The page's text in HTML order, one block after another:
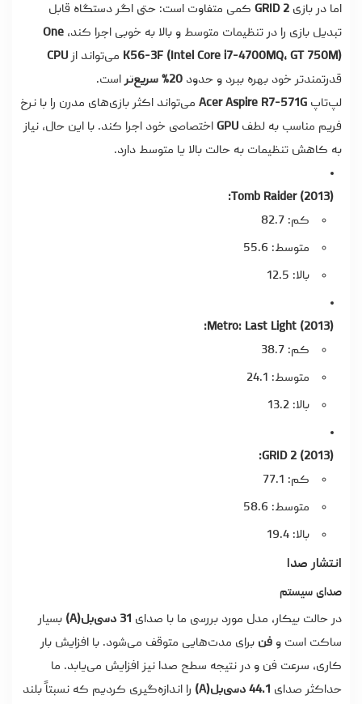
اما در بازی GRID 2 کمی متفاوت است: حتی اگر دستگاه قابل
تبدیل بازی را در تنظیمات متوسط و بالا به خوبی اجرا کند، One
K56-3F (Intel Core i7-4700MQ، GT 750M) می‌تواند از CPU
قدرتمندتر خود بهره ببرد و حدود 20% سریع‌تر
است.
لپ‌تاپ Acer Aspire R7-571G می‌تواند اکثر بازی‌های مدرن را با نرخ
فریم مناسب به لطف GPU اختصاصی خود اجرا کند. با این حال، نیاز
به کاهش تنظیمات به حالت بالا یا متوسط دارد.
Tomb Raider (2013):
کم: 82.7
متوسط: 55.6
بالا: 12.5
Metro: Last Light (2013):
کم: 38.7
متوسط: 24.1
بالا: 13.2
GRID 2 (2013):
کم: 77.1
متوسط: 58.6
بالا: 19.4
انتشار صدا
صدای سیستم
در حالت بیکار، مدل مورد بررسی ما با صدای 31 دسی‌بل(A)
بسیار
ساکت است و فن برای مدت‌هایی متوقف می‌شود. با افزایش بار
کاری، سرعت فن و در نتیجه سطح صدا نیز افزایش می‌یابد. ما
حداکثر صدای 44.1 دسی‌بل(A)
را اندازه‌گیری کردیم که نسبتاً بلند